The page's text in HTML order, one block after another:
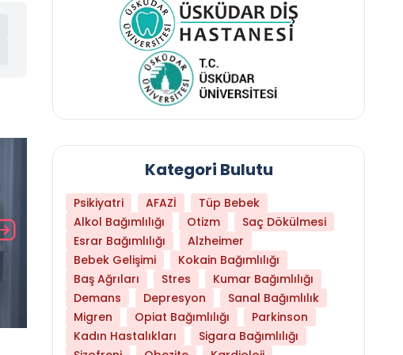
Hangi Yaşta Hangi Testi Yaptırmanız
Kategori Bulutu
Psikiyatri AFAZİ
Tüp Bebek
Alkol Bağımlılığı
Otizm
Saç Dökülmesi
Esrar Bağımlılığı
Alzheimer
Bebek Gelişimi
Kokain Bağımlılığı
Baş Ağrıları
Stres
Kumar Bağımlılığı
Demans
Depresyon
Sanal Bağımlılık
Migren
Opiat Bağımlılığı
Parkinson
Kadın Hastalıkları
Sigara Bağımlılığı